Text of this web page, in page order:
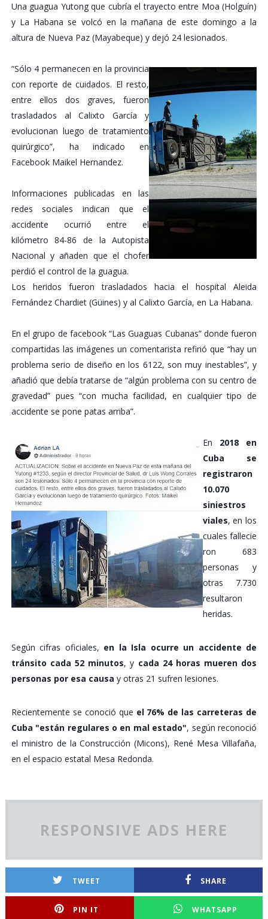
Una guagua Yutong que cubría el trayecto entre Moa (Holguín)
y La Habana se volcó en la mañana de este domingo a la
altura de Nueva Paz (Mayabeque) y dejó 24 lesionados.
“Sólo 4 permanecen en la provincia
con reporte de cuidados. El resto,
entre ellos dos graves, fueron
trasladados al Calixto García y
evolucionan luego de tratamiento
quirúrgico”, ha indicado en
Facebook Maikel Hernandez.
Informaciones publicadas en las
redes sociales indican que el
accidente ocurrió entre el
kilómetro 84-86 de la Autopista
Nacional y añaden que el chofer
perdió el control de la guagua.
Los heridos fueron trasladados hacia el hospital Aleida
Fernández Chardiet (Güines) y al Calixto García, en La Habana.
En el grupo de facebook “Las Guaguas Cubanas” donde fueron
compartidas las imágenes un comentarista refirió que “hay un
problema serio de diseño en los 6122, son muy inestables”, y
añadió que debía tratarse de “algún problema con su centro de
gravedad” pues “con mucha facilidad, en cualquier tipo de
accidente se pone patas arriba”.
En 2018 en
Cuba se
registraron
10.070
siniestros
viales, en los
cuales fallecie
ron 683
personas y
otras 7.730
resultaron
heridas.
Según cifras oficiales, en la Isla ocurre un accidente de
tránsito cada 52 minutos, y cada 24 horas mueren dos
personas por esa causa y otras 21 sufren lesiones.
Recientemente se conoció que el 76% de las carreteras de
Cuba "están regulares o en mal estado", según reconoció
el ministro de la Construcción (Micons), René Mesa Villafaña,
en el espacio estatal Mesa Redonda.
RESPONSIVE ADS HERE
TWEET SHARE
PIN IT WHATSAPP